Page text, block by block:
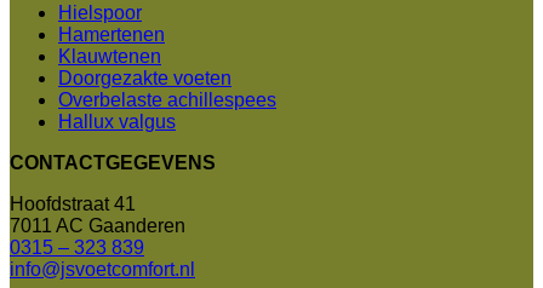
Hielspoor
Hamertenen
Klauwtenen
Doorgezakte voeten
Overbelaste achillespees
Hallux valgus
CONTACTGEGEVENS
Hoofdstraat 41
7011 AC Gaanderen
0315 – 323 839
info@jsvoetcomfort.nl